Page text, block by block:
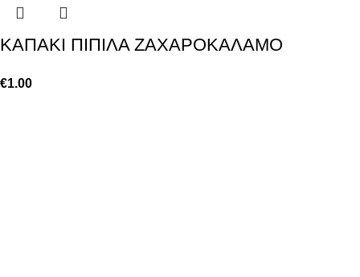
KAΠΑΚΙ ΠΙΠΙΛΑ ΖΑΧΑΡΟΚΑΛΑΜΟ
€1.00